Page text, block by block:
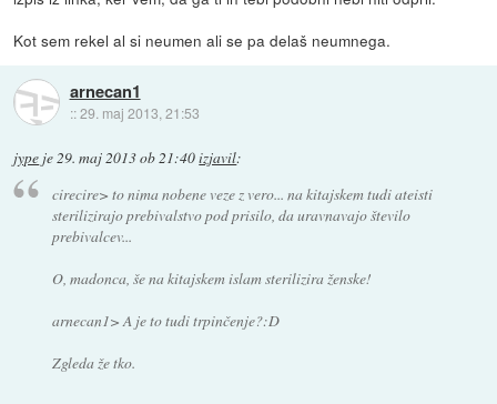
Kot sem rekel al si neumen ali se pa delaš neumnega.
arnecan1
::29. maj 2013, 21:53
jype je 29. maj 2013 ob 21:40izjavil:
cirecire> to nima nobene veze z vero... na kitajskem tudi ateisti
sterilizirajo prebivalstvo pod prisilo, da uravnavajo število
prebivalcev...
O, madonca, še na kitajskem islam sterilizira ženske!
arnecan1> A je to tudi trpinčenje?:D
Zgleda že tko.